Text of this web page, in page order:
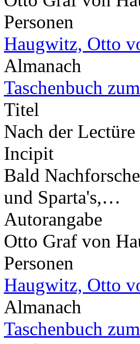
Personen
Haugwitz, Otto
Almanach
Taschenbuch
Titel
Nach der
Incipit
Bald
und Sparta's,…
Autorangabe
Otto Graf von
Personen
Haugwitz, Otto
Almanach
Taschenbuch